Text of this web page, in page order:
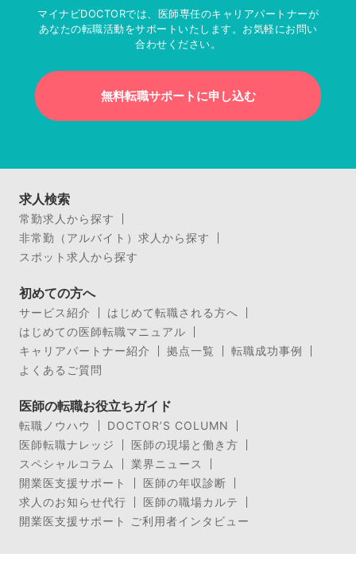
マイナビDOCTORでは、医師専任のキャリアパートナーが
あなたの転職活動をサポートいたします。お気軽にお問い
合わせください。
無料転職サポートに申し込む
求人検索
常勤求人から探す
非常勤（アルバイト）求人から探す
スポット求人から探す
初めての方へ
サービス紹介
はじめて転職される方へ
はじめての医師転職マニュアル
キャリアパートナー紹介
拠点一覧
転職成功事例
よくあるご質問
医師の転職お役立ちガイド
転職ノウハウ
DOCTOR’S COLUMN
医師転職ナレッジ
医師の現場と働き方
スペシャルコラム
業界ニュース
開業医支援サポート
医師の年収診断
求人のお知らせ代行
医師の職場カルテ
開業医支援サポート ご利用者インタビュー